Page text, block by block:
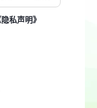
隐私声明》